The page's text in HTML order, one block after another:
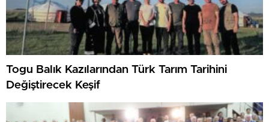
Togu Balık Kazılarından Türk Tarım Tarihini
Değiştirecek Keşif